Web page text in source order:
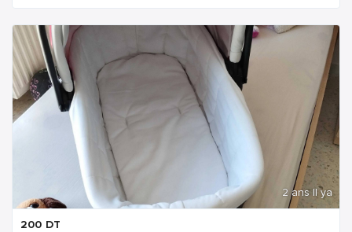
2 ans Il ya
200 DT